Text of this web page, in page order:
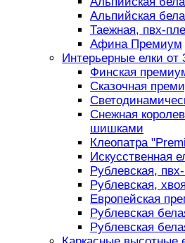
Альпийская
Таежная, пвх-
Афина Премиум
Интерьерные елки от
Финская
Сказочная
Снежная
шишками
Клеопатра
Искусственная
Рублевская,
Рублевская,
Европейская
Рублевская
Рублевская